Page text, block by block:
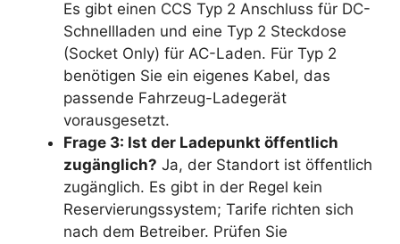
Es gibt einen CCS Typ 2 Anschluss für DC-
Schnellladen und eine Typ 2 Steckdose
(Socket Only) für AC-Laden. Für Typ 2
benötigen Sie ein eigenes Kabel, das
passende Fahrzeug-Ladegerät
vorausgesetzt.
Frage 3: Ist der Ladepunkt öffentlich
zugänglich? Ja, der Standort ist öffentlich
zugänglich. Es gibt in der Regel kein
Reservierungssystem; Tarife richten sich
nach dem Betreiber. Prüfen Sie